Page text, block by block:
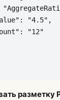
разметку